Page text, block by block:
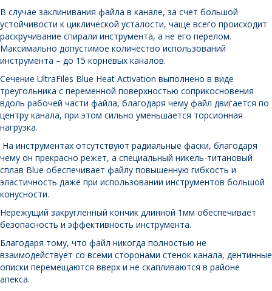
В случае заклинивания файла в канале, за счет большой
устойчивости к циклической усталости, чаще всего происходит
раскручивание спирали инструмента, а не его перелом.
Максимально допустимое количество использований
инструмента – до 15 корневых каналов.
Сечение UltraFiles Blue Heat Activation выполнено в виде
треугольника с переменной поверхностью соприкосновения
вдоль рабочей части файла, благодаря чему файл двигается по
центру канала, при этом сильно уменьшается торсионная
нагрузка.
На инструментах отсутствуют радиальные фаски, благодаря
чему он прекрасно режет, а специальный никель-титановый
сплав Blue обеспечивает файлу повышенную гибкость и
эластичность даже при использовании инструментов большой
конусности.
Нережущий закругленный кончик длинной 1мм обеспечивает
безопасность и эффективность инструмента.
Благодаря тому, что файл никогда полностью не
взаимодействует со всеми сторонами стенок канала, дентинные
описки перемещаются вверх и не скапливаются в районе
апекса.